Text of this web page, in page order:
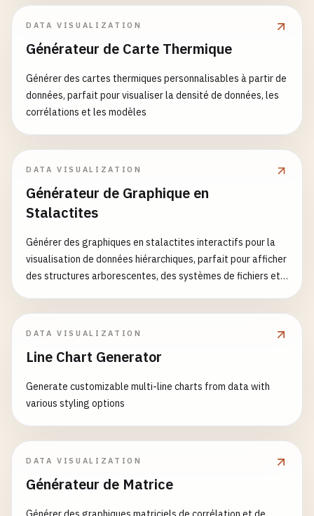
DATA VISUALIZATION
Générateur de Carte Thermique
Générer des cartes thermiques personnalisables à partir de
données, parfait pour visualiser la densité de données, les
corrélations et les modèles
DATA VISUALIZATION
Générateur de Graphique en
Stalactites
Générer des graphiques en stalactites interactifs pour la
visualisation de données hiérarchiques, parfait pour afficher
des structures arborescentes, des systèmes de fichiers et
DATA VISUALIZATION
Line Chart Generator
Generate customizable multi-line charts from data with
various styling options
DATA VISUALIZATION
Générateur de Matrice